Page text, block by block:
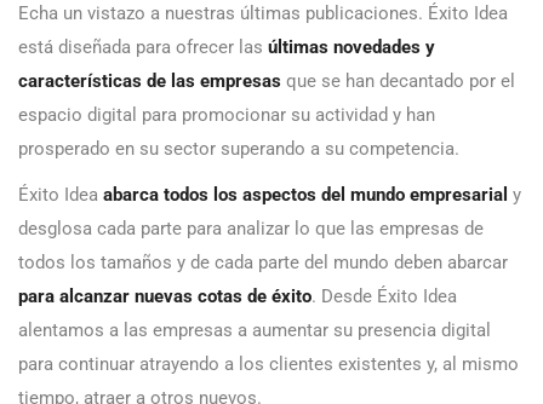
Echa un vistazo a nuestras últimas publicaciones. Éxito Idea
está diseñada para ofrecer las últimas novedades y
características de las empresas que se han decantado por el
espacio digital para promocionar su actividad y han
prosperado en su sector superando a su competencia.
Éxito Idea abarca todos los aspectos del mundo empresarial y
desglosa cada parte para analizar lo que las empresas de
todos los tamaños y de cada parte del mundo deben abarcar
para alcanzar nuevas cotas de éxito. Desde Éxito Idea
alentamos a las empresas a aumentar su presencia digital
para continuar atrayendo a los clientes existentes y, al mismo
tiempo, atraer a otros nuevos.